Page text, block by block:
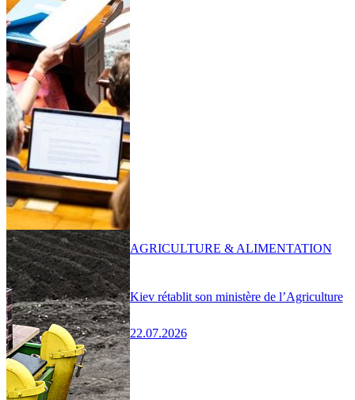
Kiev rétablit son ministère de l’Agriculture
22.07.2026
AGRICULTURE & ALIMENTATION